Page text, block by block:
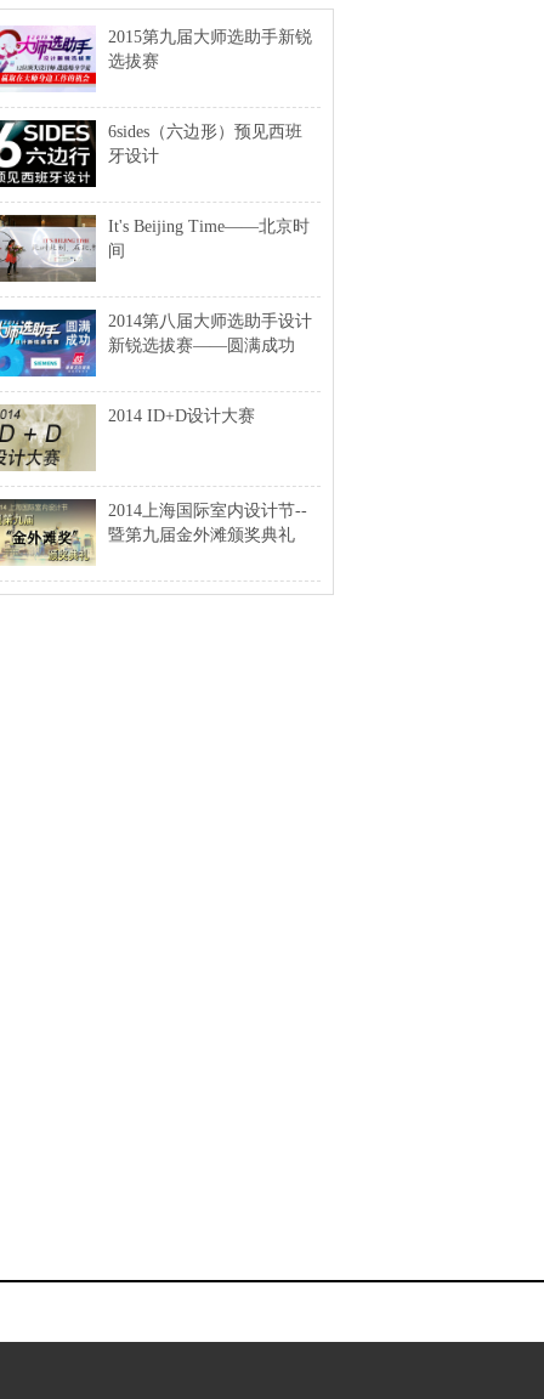
2015第九届大师选助手新锐
选拔赛
6sides（六边形）预见西班
牙设计
It's Beijing Time——北京时
间
2014第八届大师选助手设计
新锐选拔赛——圆满成功
2014 ID+D设计大赛
2014上海国际室内设计节--
暨第九届金外滩颁奖典礼